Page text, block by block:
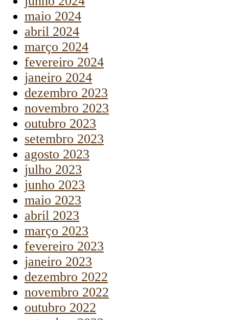
maio 2024
abril 2024
março 2024
fevereiro 2024
janeiro 2024
dezembro 2023
novembro 2023
outubro 2023
setembro 2023
agosto 2023
julho 2023
junho 2023
maio 2023
abril 2023
março 2023
fevereiro 2023
janeiro 2023
dezembro 2022
novembro 2022
outubro 2022